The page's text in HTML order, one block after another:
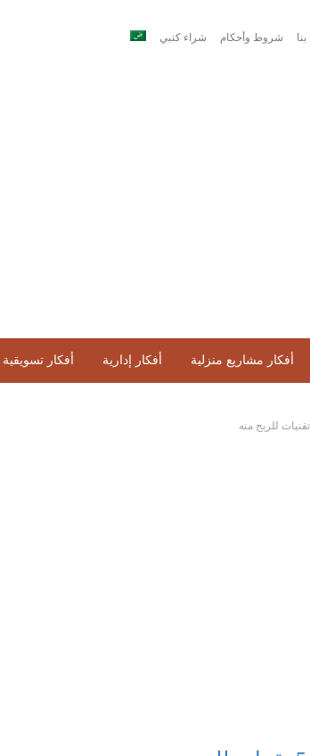
شروط وأحكام شراء كتبي
أفكار مشاريع منزلية أفكار إدارية أفكار تسويقية